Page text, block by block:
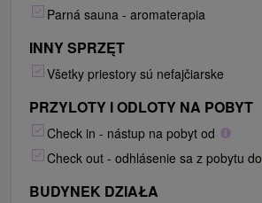
Parná sauna - aromaterapia
INNY SPRZĘT
Všetky priestory sú nefajčiarske
PRZYLOTY I ODLOTY NA POBYT
Check in - nástup na pobyt od
Check out - odhlásenie sa z pobytu do
BUDYNEK DZIAŁA